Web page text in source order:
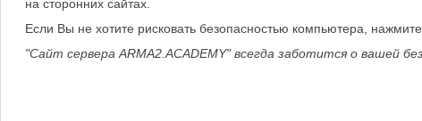
на сторонних сайтах.
Если Вы не хотите рисковать безопасностью компьютера, нажмите
"Сайт сервера ARMA2.ACADEMY" всегда заботится о вашей